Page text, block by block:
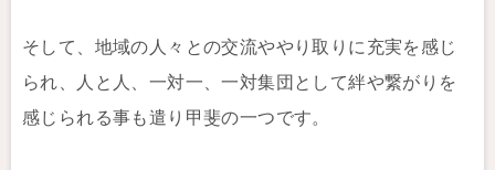
そして、地域の人々との交流ややり取りに充実を感じ
られ、人と人、一対一、一対集団として絆や繋がりを
感じられる事も遣り甲斐の一つです。